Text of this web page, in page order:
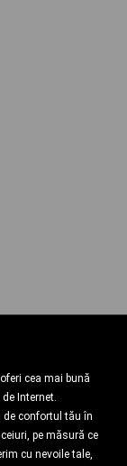
cea mai bună
Internet.
de confortul tău în
pe măsură ce
cu nevoile tale,